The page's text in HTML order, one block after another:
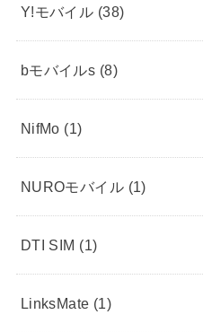
Y!モバイル (38)
bモバイルs (8)
NifMo (1)
NUROモバイル (1)
DTI SIM (1)
LinksMate (1)